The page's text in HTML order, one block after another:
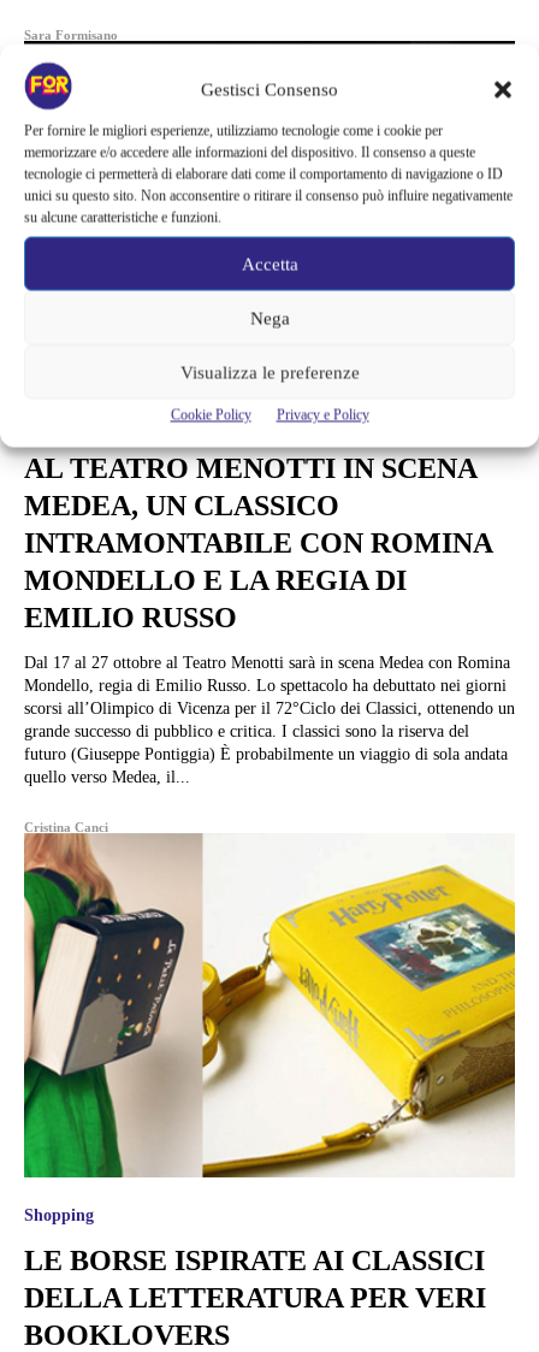
Gestisci Consenso
Per fornire le migliori esperienze, utilizziamo tecnologie come i cookie per
memorizzare e/o accedere alle informazioni del dispositivo. Il consenso a queste
tecnologie ci permetterà di elaborare dati come il comportamento di navigazione o ID
unici su questo sito. Non acconsentire o ritirare il consenso può influire negativamente
su alcune caratteristiche e funzioni.
Accetta
Nega
Visualizza le preferenze
Cookie Policy Privacy e Policy
Sara Formisano
AL TEATRO MENOTTI IN SCENA
MEDEA, UN CLASSICO
INTRAMONTABILE CON ROMINA
MONDELLO E LA REGIA DI
EMILIO RUSSO
Dal 17 al 27 ottobre al Teatro Menotti sarà in scena Medea con Romina
Mondello, regia di Emilio Russo. Lo spettacolo ha debuttato nei giorni
scorsi all’Olimpico di Vicenza per il 72°Ciclo dei Classici, ottenendo un
grande successo di pubblico e critica. I classici sono la riserva del
futuro (Giuseppe Pontiggia) È probabilmente un viaggio di sola andata
quello verso Medea, il...
Cristina Canci
Shopping
LE BORSE ISPIRATE AI CLASSICI
DELLA LETTERATURA PER VERI
BOOKLOVERS